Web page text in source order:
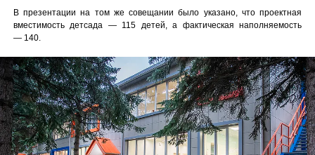
В презентации на том же совещании было указано, что проектная
вместимость детсада — 115 детей, а фактическая наполняемость
— 140.